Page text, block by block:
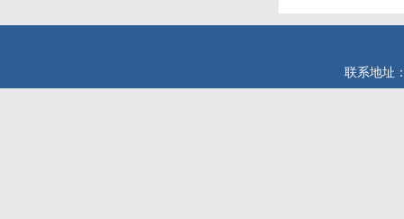
联系地址